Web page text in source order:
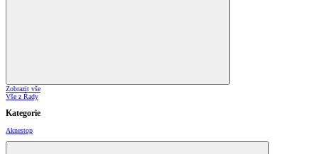
Zobrazit vše
Vše z Řady
Kategorie
Aknestop